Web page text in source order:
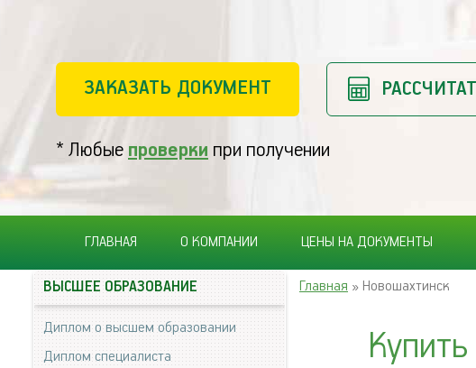
ЗАКАЗАТЬ ДОКУМЕНТ
* Любые проверки при получении
ГЛАВНАЯ О КОМПАНИИ ЦЕНЫ НА ДОКУМЕНТЫ
Главная » Новошахтинск
ВЫСШЕЕ ОБРАЗОВАНИЕ
Диплом о высшем образовании
Диплом специалиста